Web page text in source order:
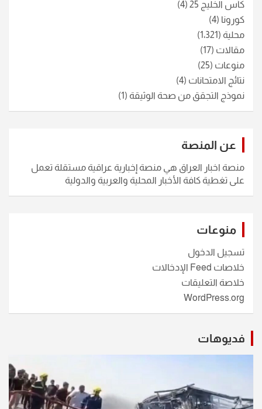
كأس الخليج 25
(4)
كورونا (4)
محلية (1٬321)
مقالات (17)
منوعات (25)
نتائج الامتحانات (4)
نموذج التجقق من صحة الوثيقة (1)
عن المنصة
منصة اخبار العراق هي منصة إخبارية عراقية مستقلة تعمل
على تغطية كافة الأخبار المحلية والعربية والدولية
منوعات
تسجيل الدخول
خلاصات Feed الإدخالات
خلاصة التعليقات
WordPress.org
فديوهات